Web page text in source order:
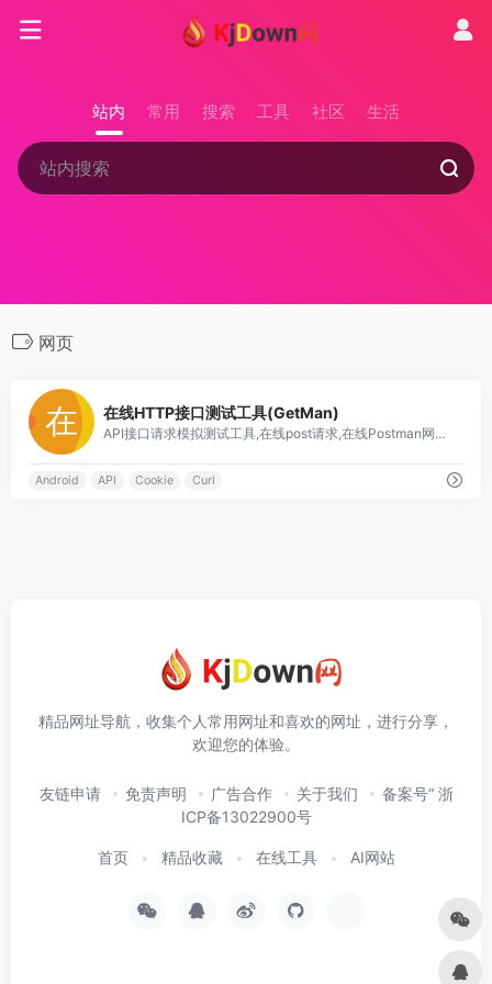
站内 常用 搜索 工具 社区 生活
网页
在线HTTP接口测试工具(GetMan)
API接口请求模拟测试工具,在线post请求,在线Postman网页版,在线Curl,Restful 支持跨域本地接口,自定义Header JSON接口调试,手机移动端Postman安卓苹果iOS,User-Agent Cookie,HTTP Request,GET POST PUT PATCH DELETE XML Android iOS OAuth
Android API Cookie Curl
精品网址导航，收集个人常用网址和喜欢的网址，进行分享，
欢迎您的体验。
友链申请 免责声明 广告合作 关于我们
备案号“ 浙
ICP备13022900号
首页 精品收藏 在线工具 AI网站